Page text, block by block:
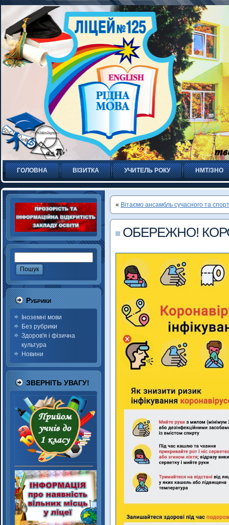
ГОЛОВНА ВІЗИТКА УЧИТЕЛЬ РОКУ НМТ/ЗНО
Рубрики
Іноземні мови
Без рубрики
Здоров'я і фізична
культура
Новини
ЗВЕРНІТЬ УВАГУ!
« Вітаємо ансамбль сучасного та
ОБЕРЕЖНО!